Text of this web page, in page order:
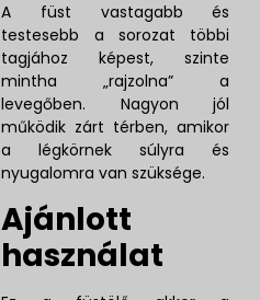
A füst vastagabb és
testesebb a sorozat többi
tagjához képest, szinte
mintha „rajzolna” a
levegőben. Nagyon jól
működik zárt térben, amikor
a légkörnek súlyra és
nyugalomra van szüksége.
Ajánlott
használat